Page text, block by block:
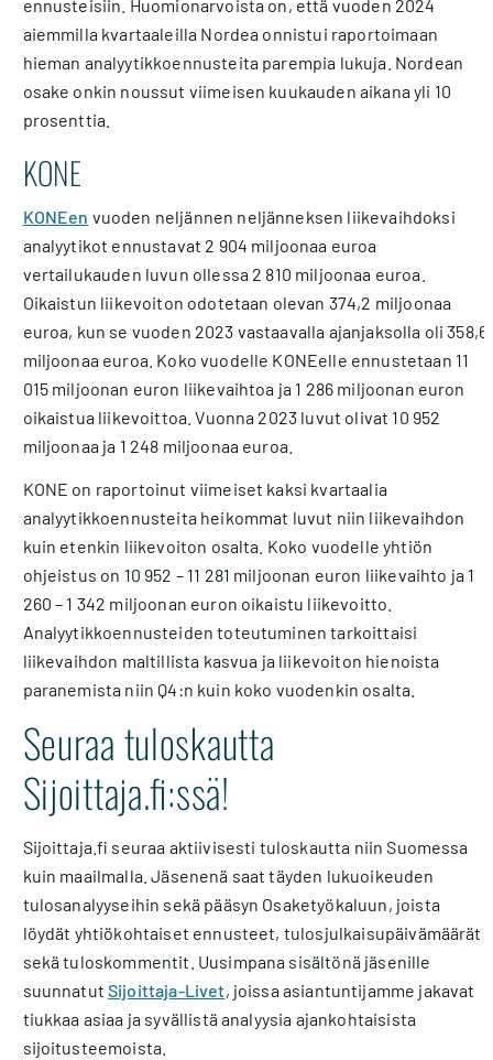
ennusteisiin. Huomionarvoista on, että vuoden 2024
aiemmilla kvartaaleilla Nordea onnistui raportoimaan
hieman analyytikkoennusteita parempia lukuja. Nordean
osake onkin noussut viimeisen kuukauden aikana yli 10
prosenttia.
KONE
KONEen vuoden neljännen neljänneksen liikevaihdoksi
analyytikot ennustavat 2 904 miljoonaa euroa
vertailukauden luvun ollessa 2 810 miljoonaa euroa.
Oikaistun liikevoiton odotetaan olevan 374,2 miljoonaa
euroa, kun se vuoden 2023 vastaavalla ajanjaksolla oli 358,6
miljoonaa euroa. Koko vuodelle KONEelle ennustetaan 11
015 miljoonan euron liikevaihtoa ja 1 286 miljoonan euron
oikaistua liikevoittoa. Vuonna 2023 luvut olivat 10 952
miljoonaa ja 1 248 miljoonaa euroa.
KONE on raportoinut viimeiset kaksi kvartaalia
analyytikkoennusteita heikommat luvut niin liikevaihdon
kuin etenkin liikevoiton osalta. Koko vuodelle yhtiön
ohjeistus on 10 952 – 11 281 miljoonan euron liikevaihto ja 1
260 – 1 342 miljoonan euron oikaistu liikevoitto.
Analyytikkoennusteiden toteutuminen tarkoittaisi
liikevaihdon maltillista kasvua ja liikevoiton hienoista
paranemista niin Q4:n kuin koko vuodenkin osalta.
Seuraa tuloskautta
Sijoittaja.fi:ssä!
Sijoittaja.fi seuraa aktiivisesti tuloskautta niin Suomessa
kuin maailmalla. Jäsenenä saat täyden lukuoikeuden
tulosanalyyseihin sekä pääsyn Osaketyökaluun, joista
löydät yhtiökohtaiset ennusteet, tulosjulkaisupäivämäärät
sekä tuloskommentit. Uusimpana sisältönä jäsenille
suunnatutSijoittaja-Livet, joissa asiantuntijamme jakavat
tiukkaa asiaa ja syvällistä analyysia ajankohtaisista
sijoitusteemoista.